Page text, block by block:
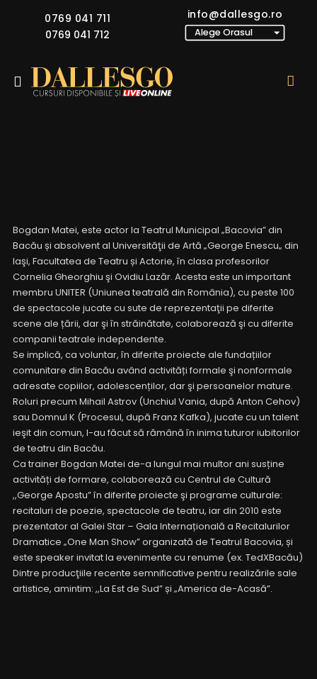
0769 041 711
0769 041 712
info@dallesgo.ro
Bogdan Matei, este actor la Teatrul Municipal „Bacovia” din
Bacău și absolvent al Universităţii de Artă „George Enescu„ din
Iaşi, Facultatea de Teatru și Actorie, în clasa profesorilor
Cornelia Gheorghiu şi Ovidiu Lazăr. Acesta este un important
membru UNITER (Uniunea teatrală din România), cu peste 100
de spectacole jucate cu sute de reprezentaţii pe diferite
scene ale țării, dar şi în străinătate, colaborează şi cu diferite
companii teatrale independente.
Se implică, ca voluntar, în diferite proiecte ale fundațiilor
comunitare din Bacău având activități formale şi nonformale
adresate copiilor, adolescenților, dar şi persoanelor mature.
Roluri precum Mihail Astrov (Unchiul Vania, după Anton Cehov)
sau Domnul K (Procesul, după Franz Kafka), jucate cu un talent
ieşit din comun, l-au făcut să rămână în inima tuturor iubitorilor
de teatru din Bacău.
Ca trainer Bogdan Matei de-a lungul mai multor ani susține
activități de formare, colaborează cu Centrul de Cultură
,,George Apostu” în diferite proiecte şi programe culturale:
recitaluri de poezie, spectacole de teatru, iar din 2010 este
prezentator al Galei Star – Gala Internațională a Recitalurilor
Dramatice „One Man Show” organizată de Teatrul Bacovia, și
este speaker invitat la evenimente cu renume (ex. TedXBacău)
Dintre producţiile recente semnificative pentru realizările sale
artistice, amintim: ,,La Est de Sud” și „America de-Acasă”.